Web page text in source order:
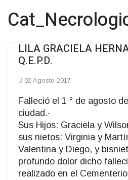
LILA GRACIELA
Q.E.P.D.
02 Agosto 2017
Falleció el 1 ° de agosto
ciudad.-
Sus Hijos: Graciela y
sus nietos: Virginia y
Valentina y Diego, y
profundo dolor dicho
realizado en el